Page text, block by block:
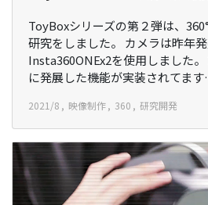
ToyBoxシリーズの第２弾は、
研究をしました。 カメラは昨年発
Insta360ONEx2を使用しました
に発展した機能が実装されてま
2021/8 映像制作 360 研究開発